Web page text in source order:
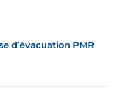
d’évacuation PMR